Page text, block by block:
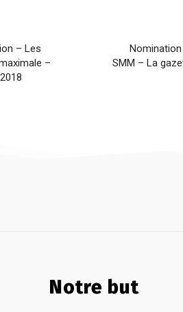
– Les
–
Nomination
SMM – La
Notre but